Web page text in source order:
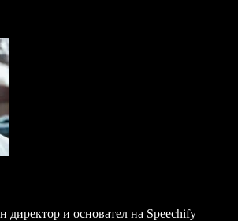
директор и основател на Speechify